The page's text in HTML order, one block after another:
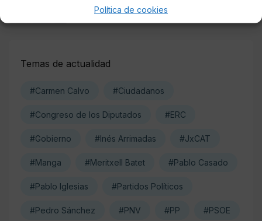
Política de cookies
Europea
Temas de actualidad
#Carmen Calvo #Ciudadanos
#Congreso de los Diputados #ERC
#Gobierno #Inés Arrimadas #JxCAT
#Manga #Meritxell Batet #Pablo Casado
#Pablo Iglesias #Partidos Políticos
#Pedro Sánchez #PNV #PP #PSOE